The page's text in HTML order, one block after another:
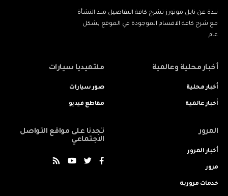
نبذة عن نايل موتورز تشرح كافة التفاصيل منذ النشأة
مع شرح كافة الاقسام الموجودة في الموقع بشكل
عام
أخبار محلية وعالمية
أخبار محلية
أخبار عالمية
ملتميديا سيارات
صور سيارات
مقاطع فيديو
المرور
أخبار المرور
مرور
خدمات مرورية
تجدنا على مواقع التواصل
الاجتماعي